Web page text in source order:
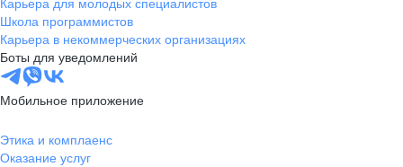
Школа программистов
Карьера в некоммерческих организациях
Боты для уведомлений
Мобильное приложение
Этика и комплаенс
Оказание услуг